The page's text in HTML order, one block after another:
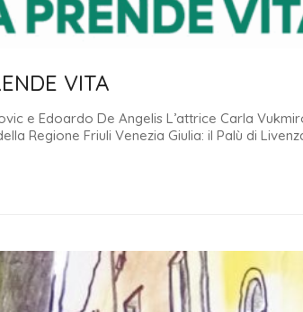
VITA
e Edoardo De Angelis L’attrice Carla
Regione Friuli Venezia Giulia: il Palù di